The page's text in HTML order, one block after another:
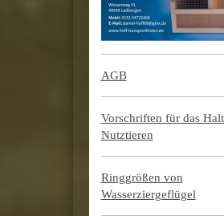
AGB
Vorschriften für das
Nutztieren
Ringgrößen von
Wasserziergeflügel